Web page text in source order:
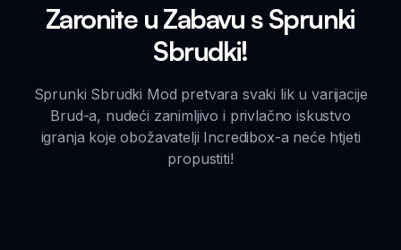
Zaronite u Zabavu s Sprunki
Sbrudki!
Sprunki Sbrudki Mod pretvara svaki lik u varijacije
Brud-a, nudeći zanimljivo i privlačno iskustvo
igranja koje obožavatelji Incredibox-a neće htjeti
propustiti!